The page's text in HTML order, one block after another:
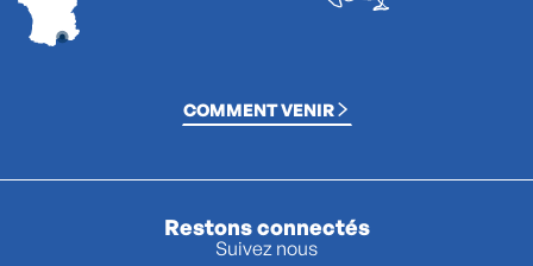
COMMENT VENIR
Restons connectés
Suivez nous